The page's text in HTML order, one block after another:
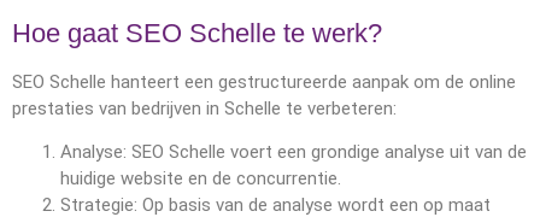
Hoe gaat SEO Schelle te werk?
SEO Schelle hanteert een gestructureerde aanpak om de online
prestaties van bedrijven in Schelle te verbeteren:
Analyse: SEO Schelle voert een grondige analyse uit van de
huidige website en de concurrentie.
Strategie: Op basis van de analyse wordt een op maat